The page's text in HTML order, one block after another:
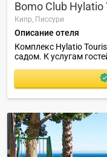
Bomo Club Hylatio
Кипр, Писсури
Описание отеля
Комплекс Hylatio
садом. К услугам